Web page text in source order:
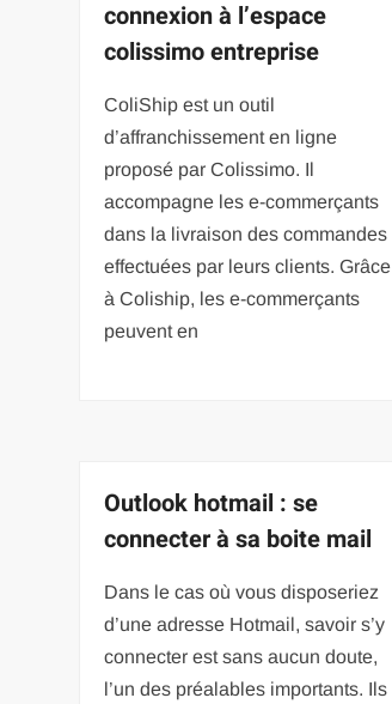
connexion à l’espace
colissimo entreprise
ColiShip est un outil
d’affranchissement en ligne
proposé par Colissimo. Il
accompagne les e-commerçants
dans la livraison des commandes
effectuées par leurs clients. Grâce
à Coliship, les e-commerçants
peuvent en
Outlook hotmail : se
connecter à sa boite mail
Dans le cas où vous disposeriez
d’une adresse Hotmail, savoir s’y
connecter est sans aucun doute,
l’un des préalables importants. Ils